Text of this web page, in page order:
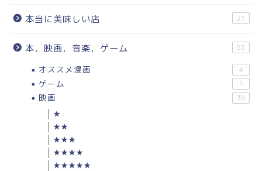
本当に美味しい店 23
本，映画，音楽，ゲーム 83
オススメ漫画 4
ゲーム 1
映画 39
★
★★
★★★
★★★★
★★★★★